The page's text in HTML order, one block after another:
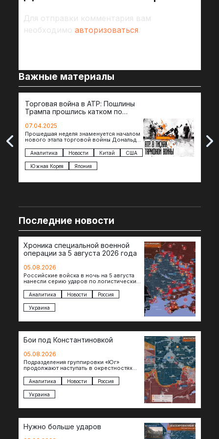
Для отправки комментария вам
необходимо авторизоваться.
Важные материалы
Торговая война в АТР: Пошлины
Трампа прошлись катком по
07.04.2025
Прошедшая неделя знаменуется началом
нового этапа торговой войны Дональда
импорта из более 100 стран…
Аналитика Новости Китай США
Южная Корея Япония
The
Последние новости
Хроника специальной военной
операции за 5 августа 2026 года
05.08.2026
Российские войска в ночь на 5 августа
нанесли серию ударов по логистическим
Днепропетровской областях. Под…
Аналитика Новости Россия
Украина
Бои под Константиновкой
05.08.2026
Подразделения группировки «Юг»
продолжают наступать в окрестностях
города. Пока на восточном фланге идут
ожесточенные бои за окраины…
Аналитика Новости Россия
Украина
Нужно больше ударов